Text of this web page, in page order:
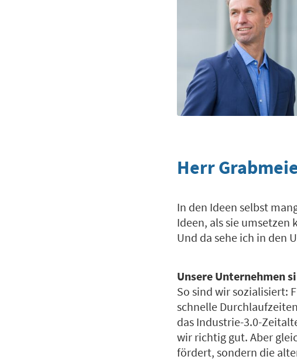
Herr
In den Ideen selbst
Ideen, als sie umsetzen
Und da sehe ich in den
Unsere Unternehmen
So sind wir sozialisiert:
schnelle
das Industrie-3.0-
wir richtig gut. Aber
fördert, sondern die